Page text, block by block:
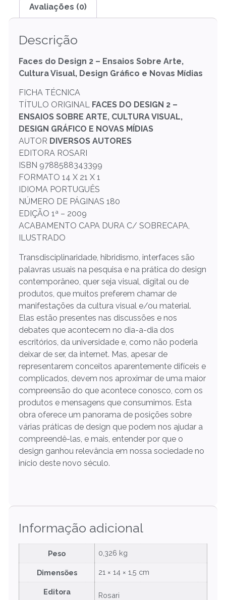
Avaliações (0)
Descrição
Faces do Design 2 – Ensaios Sobre Arte,
Cultura Visual, Design Gráfico e Novas Mídias
FICHA TÉCNICA
TÍTULO ORIGINAL FACES DO DESIGN 2 –
ENSAIOS SOBRE ARTE, CULTURA VISUAL,
DESIGN GRÁFICO E NOVAS MÍDIAS
AUTOR DIVERSOS AUTORES
EDITORA ROSARI
ISBN 9788588343399
FORMATO 14 X 21 X 1
IDIOMA PORTUGUÊS
NÚMERO DE PÁGINAS 180
EDIÇÃO 1ª – 2009
ACABAMENTO CAPA DURA C/ SOBRECAPA,
ILUSTRADO
Transdisciplinaridade, hibridismo, interfaces são
palavras usuais na pesquisa e na prática do design
contemporâneo, quer seja visual, digital ou de
produtos, que muitos preferem chamar de
manifestações da cultura visual e/ou material.
Elas estão presentes nas discussões e nos
debates que acontecem no dia-a-dia dos
escritórios, da universidade e, como não poderia
deixar de ser, da internet. Mas, apesar de
representarem conceitos aparentemente difíceis e
complicados, devem nos aproximar de uma maior
compreensão do que acontece conosco, com os
produtos e mensagens que consumimos. Esta
obra oferece um panorama de posições sobre
várias práticas de design que podem nos ajudar a
compreendê-las, e mais, entender por que o
design ganhou relevância em nossa sociedade no
início deste novo século.
Informação adicional
Peso 0,326 kg
Dimensões 21 × 14 × 1,5 cm
Editora Rosari